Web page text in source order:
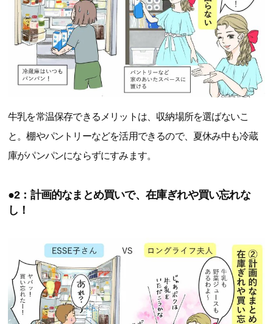
牛乳を常温保存できるメリットは、収納場所を選ばないこ
と。棚やパントリーなどを活用できるので、夏休み中も冷蔵
庫がパンパンにならずにすみます。
●2：計画的なまとめ買いで、在庫ぎれや買い忘れな
し！